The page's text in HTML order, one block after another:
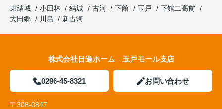
東結城
小田林 結城 古河 下館 玉戸
下館二高前
大田郷
川島 新古河
株式会社日進ホーム 玉戸モール支店
0296-45-8321 お問い合わせ
〒308-0847